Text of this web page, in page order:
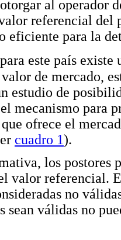
al operador
referencial del
eficiente para la
este país
de mercado,
estudio de
mecanismo para
ofrece el
cuadro 1).
los postores
valor referencial.
no
sean válidas no